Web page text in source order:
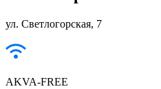
ул. Светлогорская, 7
AKVA-FREE